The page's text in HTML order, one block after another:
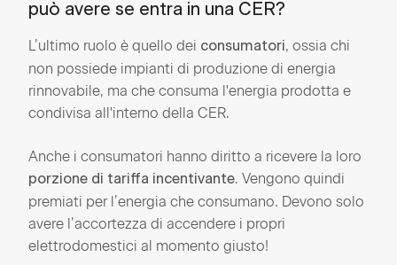
può avere se entra in una CER?
L’ultimo ruolo è quello dei consumatori, ossia chi
non possiede impianti di produzione di energia
rinnovabile, ma che consuma l'energia prodotta e
condivisa all'interno della CER.
Anche i consumatori hanno diritto a ricevere la loro
porzione di tariffa incentivante. Vengono quindi
premiati per l’energia che consumano. Devono solo
avere l’accortezza di accendere i propri
elettrodomestici al momento giusto!